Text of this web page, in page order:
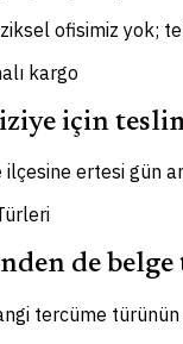
ofisimiz yok;
kargo
için
ilçesine ertesi gün
de
tercüme türünün